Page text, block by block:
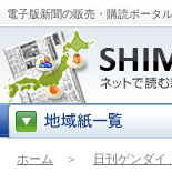
電子版新聞の販売・購読ポータ
ホーム ＞ 日刊ゲンダイ